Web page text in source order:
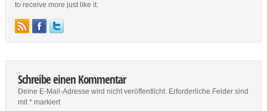
to receive more just like it.
Schreibe einen Kommentar
Deine E-Mail-Adresse wird nicht veröffentlicht. Erforderliche Felder sind
mit*markiert